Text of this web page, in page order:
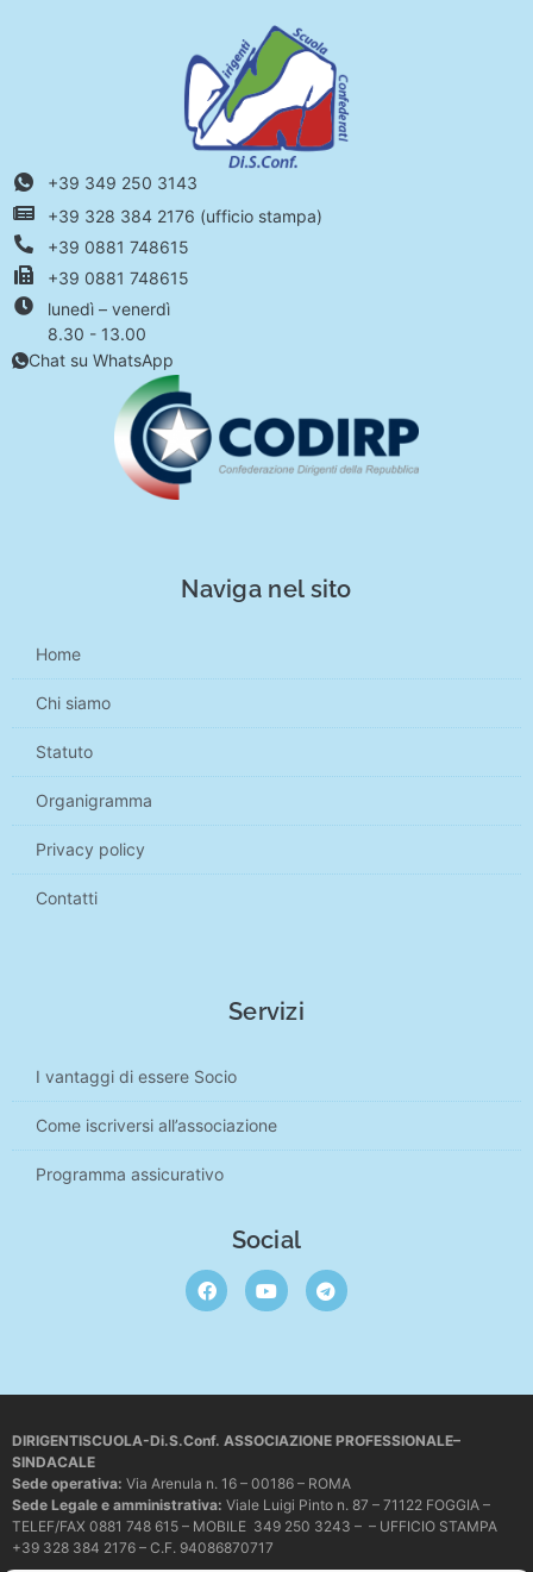
+39 349 250 3143
+39 328 384 2176 (ufficio stampa)
+39 0881 748615
+39 0881 748615
lunedì – venerdì
8.30 - 13.00
Chat su WhatsApp
Naviga nel sito
Home
Chi siamo
Statuto
Organigramma
Privacy policy
Contatti
Servizi
I vantaggi di essere Socio
Come iscriversi all’associazione
Programma assicurativo
Social
DIRIGENTISCUOLA-Di.S.Conf. ASSOCIAZIONE PROFESSIONALE–
SINDACALE
Sede operativa: Via Arenula n. 16 – 00186 – ROMA
Sede Legale e amministrativa: Viale Luigi Pinto n. 87 – 71122 FOGGIA –
TELEF/FAX 0881 748 615 – MOBILE 349 250 3243 – – UFFICIO STAMPA
+39 328 384 2176 – C.F. 94086870717